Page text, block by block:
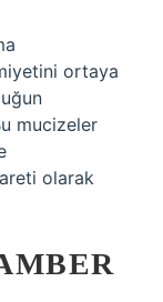
ortaya
mucizeler
olarak